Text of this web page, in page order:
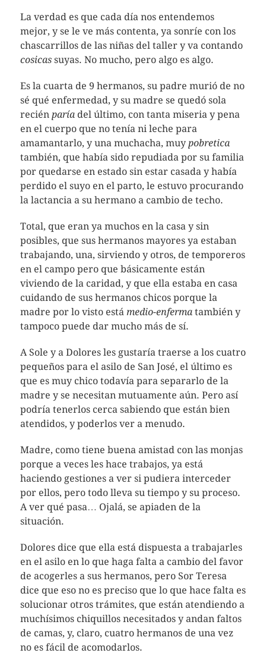
La verdad es que cada día nos entendemos
mejor, y se le ve más contenta, ya sonríe con los
chascarrillos de las niñas del taller y va contando
cosicassuyas. No mucho, pero algo es algo.
Es la cuarta de 9 hermanos, su padre murió de no
sé qué enfermedad, y su madre se quedó sola
recién paría del último, con tanta miseria y pena
en el cuerpo que no tenía ni leche para
amamantarlo, y una muchacha, muy pobretica
también, que había sido repudiada por su familia
por quedarse en estado sin estar casada y había
perdido el suyo en el parto, le estuvo procurando
la lactancia a su hermano a cambio de techo.
Total, que eran ya muchos en la casa y sin
posibles, que sus hermanos mayores ya estaban
trabajando, una, sirviendo y otros, de temporeros
en el campo pero que básicamente están
viviendo de la caridad, y que ella estaba en casa
cuidando de sus hermanos chicos porque la
madre por lo visto está medio-enfermatambién y
tampoco puede dar mucho más de sí.
A Sole y a Dolores les gustaría traerse a los cuatro
pequeños para el asilo de San José, el último es
que es muy chico todavía para separarlo de la
madre y se necesitan mutuamente aún. Pero así
podría tenerlos cerca sabiendo que están bien
atendidos, y poderlos ver a menudo.
Madre, como tiene buena amistad con las monjas
porque a veces les hace trabajos, ya está
haciendo gestiones a ver si pudiera interceder
por ellos, pero todo lleva su tiempo y su proceso.
A ver qué pasa… Ojalá, se apiaden de la
situación.
Dolores dice que ella está dispuesta a trabajarles
en el asilo en lo que haga falta a cambio del favor
de acogerles a sus hermanos, pero Sor Teresa
dice que eso no es preciso que lo que hace falta es
solucionar otros trámites, que están atendiendo a
muchísimos chiquillos necesitados y andan faltos
de camas, y, claro, cuatro hermanos de una vez
no es fácil de acomodarlos.